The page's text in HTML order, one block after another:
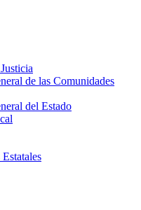
de las Comunidades
del Estado